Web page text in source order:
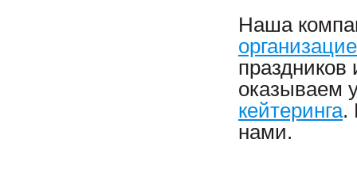
Наша
оказываем
кейтеринга.
нами.